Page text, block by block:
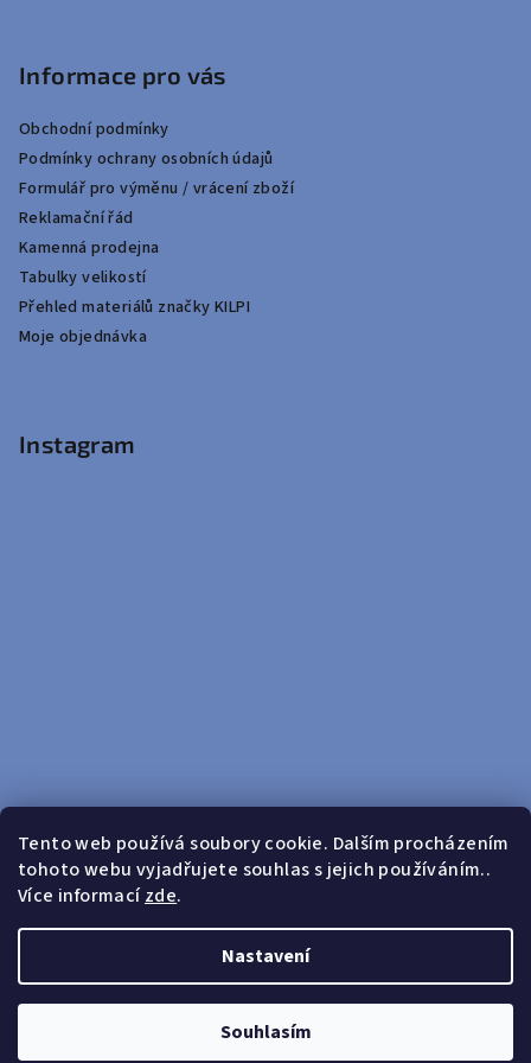
Tento web používá soubory cookie. Dalším procházením
tohoto webu vyjadřujete souhlas s jejich používáním..
Více informacízde.
Nastavení
Souhlasím
Informace pro vás
Obchodní podmínky
Podmínky ochrany osobních údajů
Formulář pro výměnu / vrácení zboží
Reklamační řád
Kamenná prodejna
Tabulky velikostí
Přehled materiálů značky KILPI
Moje objednávka
Instagram
Sledovat na Instagramu
Doprava zdarma od 599 Kč